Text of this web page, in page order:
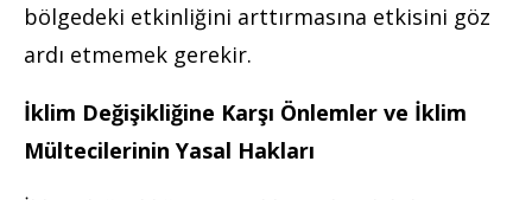
bölgedeki etkinliğini arttırmasına etkisini göz
ardı etmemek gerekir.
İklim Değişikliğine Karşı Önlemler ve İklim
Mültecilerinin Yasal Hakları